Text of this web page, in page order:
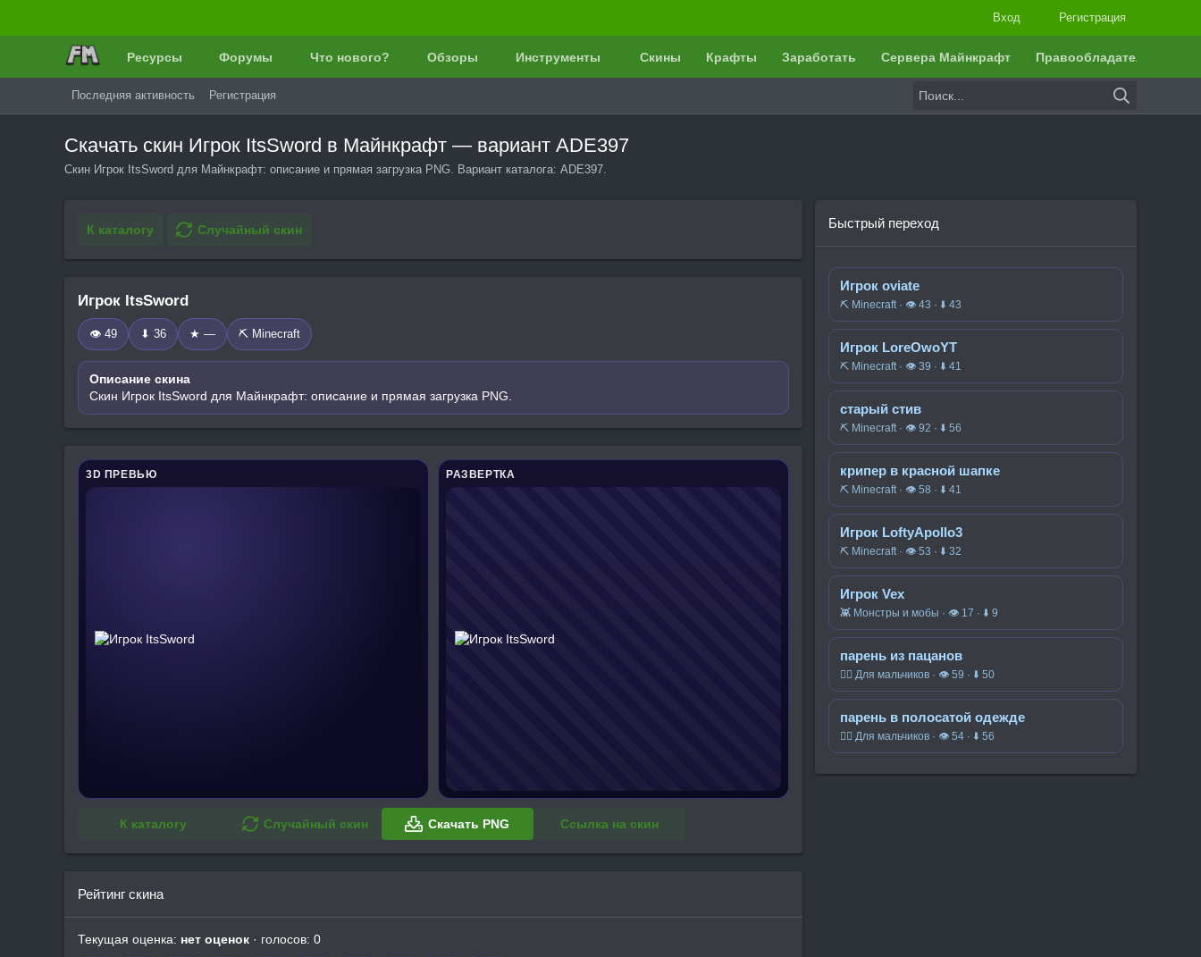
Вход Регистрация
Ресурсы Форумы Что нового? Обзоры Инструменты Скины Крафты Заработать Сервера Майнкрафт Правообладателям
Последняя активность Регистрация
Скачать скин Игрок ItsSword в Майнкрафт — вариант ADE397
Скин Игрок ItsSword для Майнкрафт: описание и прямая загрузка PNG. Вариант каталога: ADE397.
К каталогу Случайный скин
Игрок ItsSword
👁 49 ⬇ 36 ★ — ⛏️ Minecraft
Описание скина
Скин Игрок ItsSword для Майнкрафт: описание и прямая загрузка PNG.
3D ПРЕВЬЮ РАЗВЕРТКА
К каталогу Случайный скин Скачать PNG Ссылка на скин
Рейтинг скина
Текущая оценка: нет оценок · голосов: 0
Быстрый переход
Игрок oviate
⛏️ Minecraft · 👁 43 · ⬇ 43
Игрок LoreOwoYT
⛏️ Minecraft · 👁 39 · ⬇ 41
старый стив
⛏️ Minecraft · 👁 92 · ⬇ 56
крипер в красной шапке
⛏️ Minecraft · 👁 58 · ⬇ 41
Игрок LoftyApollo3
⛏️ Minecraft · 👁 53 · ⬇ 32
Игрок Vex
👾 Монстры и мобы · 👁 17 · ⬇ 9
парень из пацанов
🧍‍♂️ Для мальчиков · 👁 59 · ⬇ 50
парень в полосатой одежде
🧍‍♂️ Для мальчиков · 👁 54 · ⬇ 56